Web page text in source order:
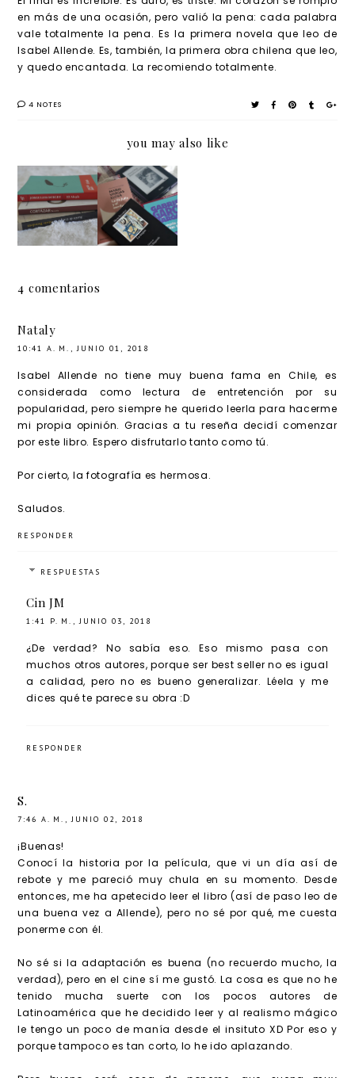
en más de una ocasión, pero valió la pena: cada palabra
vale totalmente la pena. Es la primera novela que leo de
Isabel Allende. Es, también, la primera obra chilena que leo,
y quedo encantada. La recomiendo totalmente.
4 NOTES
you may also like
Mini
reseñas
:
cuentos
america
Mini
reseñas
:
literatu
z
4 comentarios
Nataly
10:41 A. M., JUNIO 01, 2018
Isabel Allende no tiene muy buena fama en Chile, es
considerada como lectura de entretención por su
popularidad, pero siempre he querido leerla para hacerme
mi propia opinión. Gracias a tu reseña decidí comenzar
por este libro. Espero disfrutarlo tanto como tú.
Por cierto, la fotografía es hermosa.
Saludos.
RESPONDER
RESPUESTAS
Cin JM
1:41 P. M., JUNIO 03, 2018
¿De verdad? No sabía eso. Eso mismo pasa con
muchos otros autores, porque ser best seller no es igual
a calidad, pero no es bueno generalizar. Léela y me
dices qué te parece su obra :D
RESPONDER
S.
7:46 A. M., JUNIO 02, 2018
¡Buenas!
Conocí la historia por la película, que vi un día así de
rebote y me pareció muy chula en su momento. Desde
entonces, me ha apetecido leer el libro (así de paso leo de
una buena vez a Allende), pero no sé por qué, me cuesta
ponerme con él.
No sé si la adaptación es buena (no recuerdo mucho, la
verdad), pero en el cine sí me gustó. La cosa es que no he
tenido mucha suerte con los pocos autores de
Latinoamérica que he decidido leer y al realismo mágico
le tengo un poco de manía desde el insituto XD Por eso y
porque tampoco es tan corto, lo he ido aplazando.